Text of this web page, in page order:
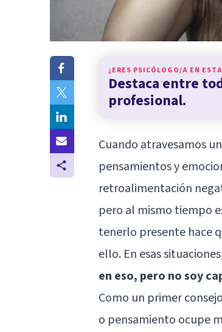
¿ERES PSICÓLOGO/A EN
Destaca entre
profesional.
Cuando atravesamos
pensamientos y
retroalimentación
pero al mismo tiempo
tenerlo presente hace
ello. En esas
en eso, pero no soy
Como un primer
o pensamiento ocupe